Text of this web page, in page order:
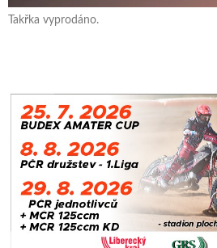
Takřka vyprodáno.